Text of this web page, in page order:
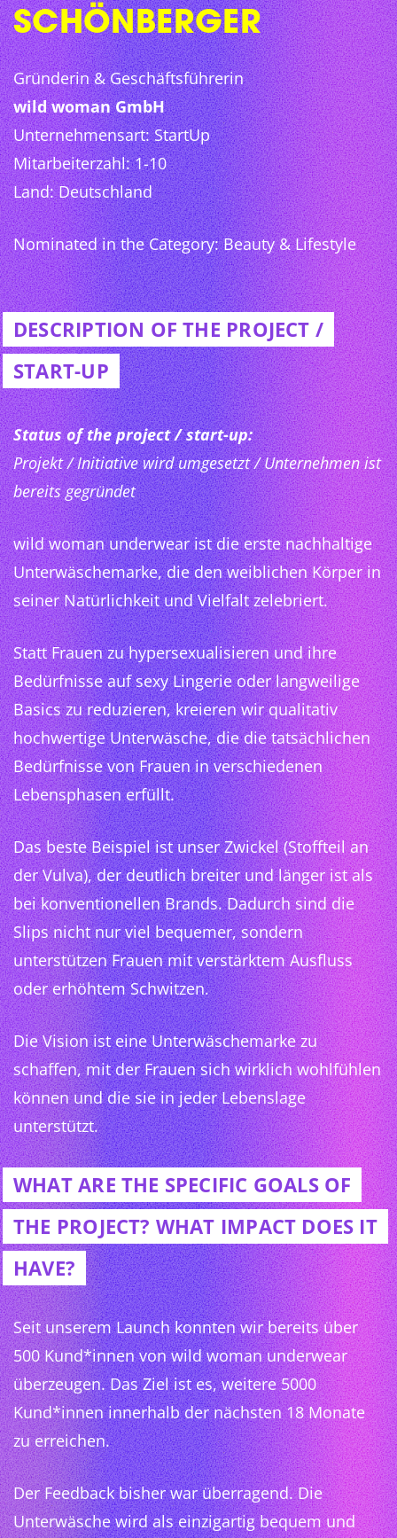
SCHÖNBERGER
Gründerin & Geschäftsführerin
wild woman GmbH
Unternehmensart: StartUp
Mitarbeiterzahl: 1-10
Land: Deutschland
Nominated in the Category: Beauty & Lifestyle
DESCRIPTION OF THE PROJECT /
START-UP
Status of the project / start-up:
Projekt / Initiative wird umgesetzt / Unternehmen ist
bereits gegründet
wild woman underwear ist die erste nachhaltige
Unterwäschemarke, die den weiblichen Körper in
seiner Natürlichkeit und Vielfalt zelebriert.
Statt Frauen zu hypersexualisieren und ihre
Bedürfnisse auf sexy Lingerie oder langweilige
Basics zu reduzieren, kreieren wir qualitativ
hochwertige Unterwäsche, die die tatsächlichen
Bedürfnisse von Frauen in verschiedenen
Lebensphasen erfüllt.
Das beste Beispiel ist unser Zwickel (Stoffteil an
der Vulva), der deutlich breiter und länger ist als
bei konventionellen Brands. Dadurch sind die
Slips nicht nur viel bequemer, sondern
unterstützen Frauen mit verstärktem Ausfluss
oder erhöhtem Schwitzen.
Die Vision ist eine Unterwäschemarke zu
schaffen, mit der Frauen sich wirklich wohlfühlen
können und die sie in jeder Lebenslage
unterstützt.
WHAT ARE THE SPECIFIC GOALS OF
THE PROJECT? WHAT IMPACT DOES IT
HAVE?
Seit unserem Launch konnten wir bereits über
500 Kund*innen von wild woman underwear
überzeugen. Das Ziel ist es, weitere 5000
Kund*innen innerhalb der nächsten 18 Monate
zu erreichen.
Der Feedback bisher war überragend. Die
Unterwäsche wird als einzigartig bequem und